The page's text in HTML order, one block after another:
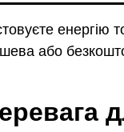
енергію
або